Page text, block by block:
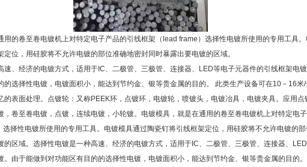
用的卷至卷电镀机上对特定电子产品的引线框架（lead frame）选择性电镀所使用的专用工具
定位，用硅胶将不允许电镀的部位准确地密封同时暴露出要电镀的区域。
速、经济的电镀方式，适用于IC、二极管、三极管、连接器、LED等电子元器件的引线框架电
的选择性电镀，电镀面积小，能达到节约金、银等贵金属的目的。 此类生产设备可在10－16米
的表面处理。点镀轮：又称PEEK环，点镀环，电镀轮，喷镀头，电镀冶具，电镀夹具。应用点
，卷至卷电镀，点镀，连续电镀，小轮镀。电镀模具，就是在通用的卷至卷电镀机上对特定电子
择性电镀所使用的专用工具。电镀模具通过陶瓷钉将引线框架定位，用硅胶将不允许电镀的
的区域。选择性电镀是一种高速、经济的电镀方式，适用于IC、二极管、三极管、连接器、
。由于能做到对功能区有目的的选择性电镀，电镀面积小，能达到节约金、银等贵金属的目的。